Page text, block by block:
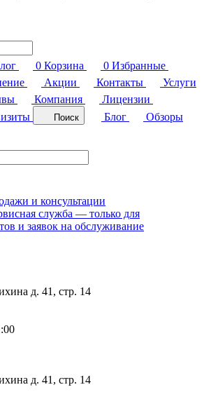
0 Корзина 0 Избранные
Акции Контакты
Услуги
Компания
Лицензии
Поиск Блог
Обзоры
и консультации
служба — только для
и заявок на обслуживание
д. 41, стр. 14
д. 41, стр. 14